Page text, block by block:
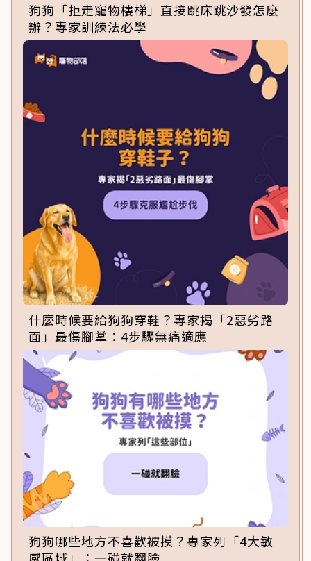
狗狗「拒走寵物樓梯」直接跳床跳沙發怎麼
辦？專家訓練法必學
什麼時候要給狗狗穿鞋？專家揭「2惡劣路
面」最傷腳掌：4步驟無痛適應
狗狗哪些地方不喜歡被摸？專家列「4大敏